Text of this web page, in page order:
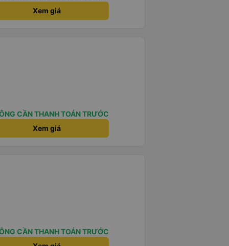
Xem giá
CẦN THANH TOÁN TRƯỚC
Xem giá
CẦN THANH TOÁN TRƯỚC